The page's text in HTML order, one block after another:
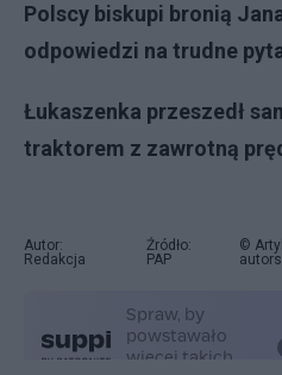
Polscy biskupi bronią
odpowiedzi na trudne
Łukaszenka przeszedł
traktorem z zawrotną
Autor:
Redakcja
Źródło:
PAP
©